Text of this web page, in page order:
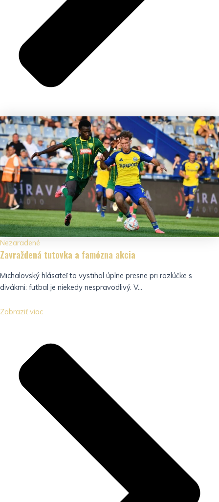
Nezaradené
Zavraždená tutovka a famózna akcia
Michalovský hlásateľ to vystihol úplne presne pri rozlúčke s
divákmi: futbal je niekedy nespravodlivý. V...
Zobraziť viac